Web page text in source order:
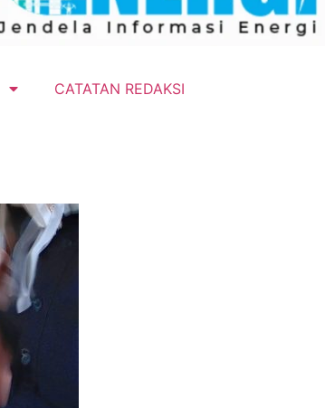
CATATAN REDAKSI